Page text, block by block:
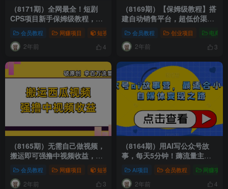
（8171期）全网最全！短剧
CPS项目新手保姆级教程，日
入1000+，适合当副业
会员教程 网赚项目 短视频运营 网赚项目
2年前 4
（8169期）【保姆级教程】搭
建自动销售平台，超低价渠道
价，快来试试吧!
会员教程 创业项目 电商教
2年前 3
（8165期）无需自己做视频，
搬运即可强撸中视频收益，日
赚600+，魔法过原创，百万流
量不是梦！
会员教程 网赚项目 短视频运营 网赚项目
2年前 3
（8164期）用AI写公众号故
事，每天5分钟！薅流量主羊
毛！AI项目 会员教程 网赚项目
2年前 4